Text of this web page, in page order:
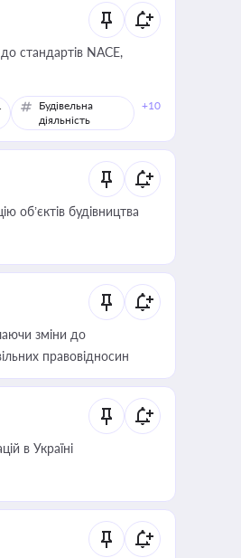
стандартів NACE,
Будівельна
діяльність
+10
об’єктів будівництва
зміни до
правовідносин
в Україні